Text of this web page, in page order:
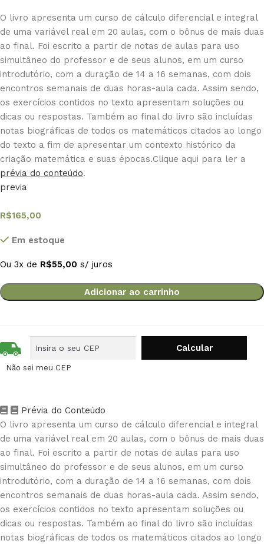
O livro apresenta um curso de cálculo diferencial e integral
de uma variável real em 20 aulas, com o bônus de mais duas
ao final. Foi escrito a partir de notas de aulas para uso
simultâneo do professor e de seus alunos, em um curso
introdutório, com a duração de 14 a 16 semanas, com dois
encontros semanais de duas horas-aula cada. Assim sendo,
os exercícios contidos no texto apresentam soluções ou
dicas ou respostas. Também ao final do livro são incluídas
notas biográficas de todos os matemáticos citados ao longo
do texto a fim de apresentar um contexto histórico da
criação matemática e suas épocas.Clique aqui para ler a
prévia do conteúdo.
previa
R$165,00
Em estoque
Ou 3x de R$55,00 s/ juros
Adicionar ao carrinho
Não sei meu CEP
Prévia do Conteúdo
O livro apresenta um curso de cálculo diferencial e integral
de uma variável real em 20 aulas, com o bônus de mais duas
ao final. Foi escrito a partir de notas de aulas para uso
simultâneo do professor e de seus alunos, em um curso
introdutório, com a duração de 14 a 16 semanas, com dois
encontros semanais de duas horas-aula cada. Assim sendo,
os exercícios contidos no texto apresentam soluções ou
dicas ou respostas. Também ao final do livro são incluídas
notas biográficas de todos os matemáticos citados ao longo